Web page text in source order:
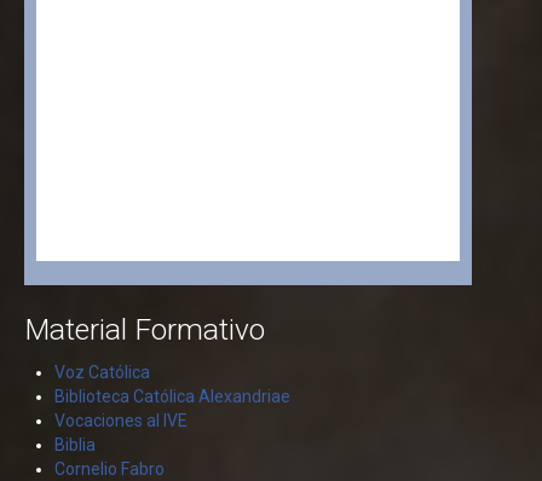
Material Formativo
Voz Católica
Biblioteca Católica Alexandriae
Vocaciones al IVE
Biblia
Cornelio Fabro